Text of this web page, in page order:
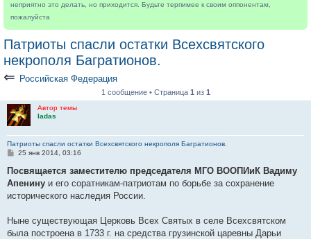
неприятно это делать, но приходится. Будьте терпимее к своим оппонентам,
пожалуйста
Патриоты спасли остатки Всехсвятского
некрополя Багратионов.
⇐ Российская Федерация
1 сообщение • Страница 1 из 1
Автор темы
ladas
Патриоты спасли остатки Всехсвятского некрополя Багратионов.
С
о
щ
е
е
25 янв 2014, 03:16
Посвящается заместителю председателя МГО ВООПИиК Вадиму
Апенину и его соратникам-патриотам по борьбе за сохранение
исторического наследия России.
Ныне существующая Церковь Всех Святых в селе Всехсвятском
была построена в 1733 г. на средства грузинской царевны Дарьи